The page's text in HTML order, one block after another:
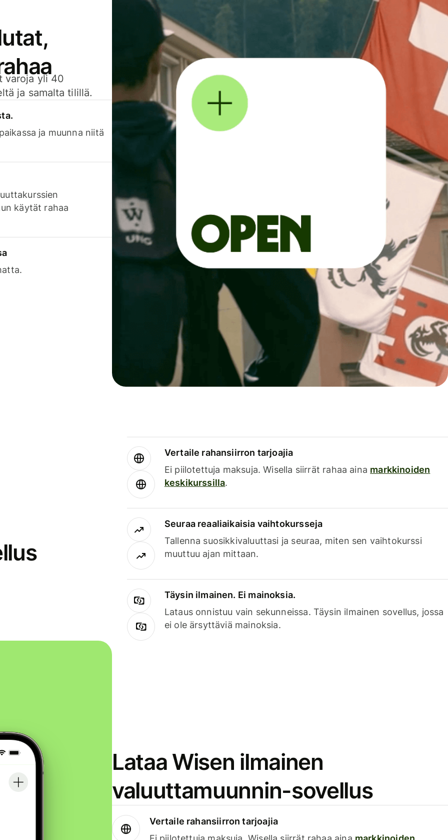
varoja yli 40
ja samalta tilillä.
ja muunna niitä
käytät rahaa
Vertaile rahansiirron tarjoajia
Ei piilotettuja maksuja. Wisella siirrät rahaa aina markkinoiden
keskikurssilla.
Seuraa reaaliaikaisia vaihtokursseja
Tallenna suosikkivaluuttasi ja seuraa, miten sen vaihtokurssi
muuttuu ajan mittaan.
Täysin ilmainen. Ei mainoksia.
Lataus onnistuu vain sekunneissa. Täysin ilmainen sovellus, jossa
ei ole ärsyttäviä mainoksia.
Lataa Wisen ilmainen
valuuttamuunnin-sovellus
Vertaile rahansiirron tarjoajia